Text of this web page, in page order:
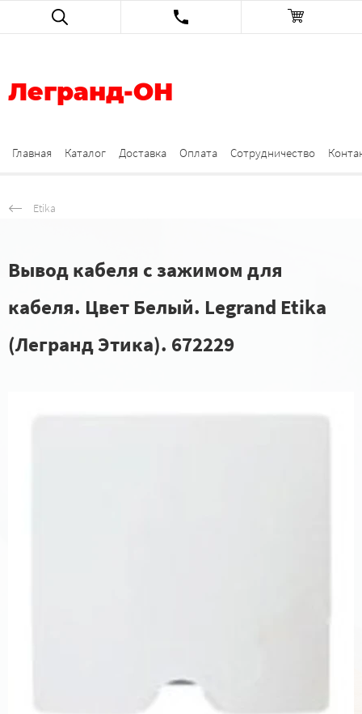
Легранд-ОН
Главная Каталог Доставка Оплата Сотрудничество
Etika
Вывод кабеля с зажимом для
кабеля. Цвет Белый. Legrand Etika
(Легранд Этика). 672229